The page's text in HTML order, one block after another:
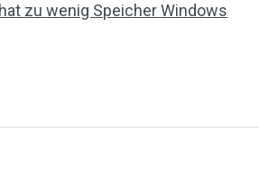
zu wenig Speicher Windows